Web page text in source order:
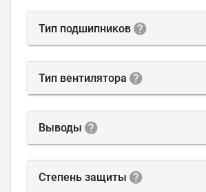
Тип подшипников
Тип вентилятора
Выводы
Степень защиты